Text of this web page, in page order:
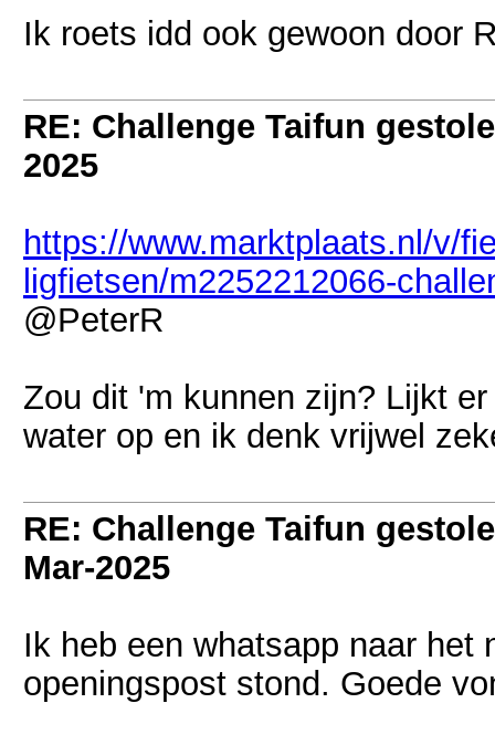
Ik roets idd ook gewoon door
RE: Challenge Taifun
2025
https://www.marktplaats.nl/v/
ligfietsen/m2252212066-
@PeterR
Zou dit 'm kunnen zijn? Lijkt
water op en ik denk vrijwel
RE: Challenge Taifun
Mar-2025
Ik heb een whatsapp naar het
openingspost stond. Goede